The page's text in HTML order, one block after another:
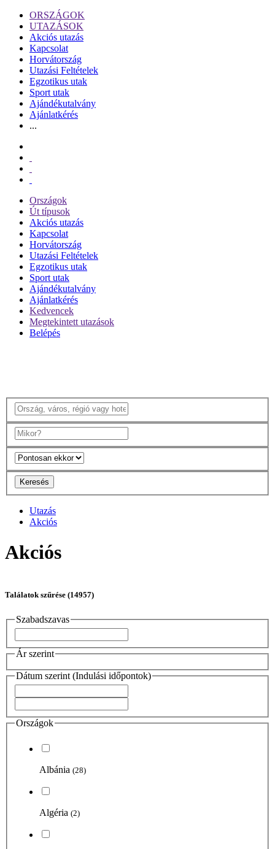
ORSZÁGOK
UTAZÁSOK
Akciós utazás
Kapcsolat
Horvátország
Utazási Feltételek
Egzotikus utak
Sport utak
Ajándékutalvány
Ajánlatkérés
...
Országok
Út típusok
Akciós utazás
Kapcsolat
Horvátország
Utazási Feltételek
Egzotikus utak
Sport utak
Ajándékutalvány
Ajánlatkérés
Kedvencek
Megtekintett utazások
Belépés
Keresés
Utazás
Akciós
Akciós
Találatok szűrése (14957)
Szabadszavas
Ár szerint
Dátum szerint (Indulási időpontok)
Országok
Albánia (28)
Algéria (2)